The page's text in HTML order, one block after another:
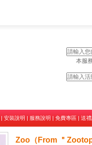
本服
| 安裝說明 | 服務說明 | 免費專區 | 送
Zoo（From ＂